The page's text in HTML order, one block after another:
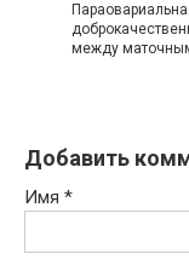
между
Добавить
Имя *